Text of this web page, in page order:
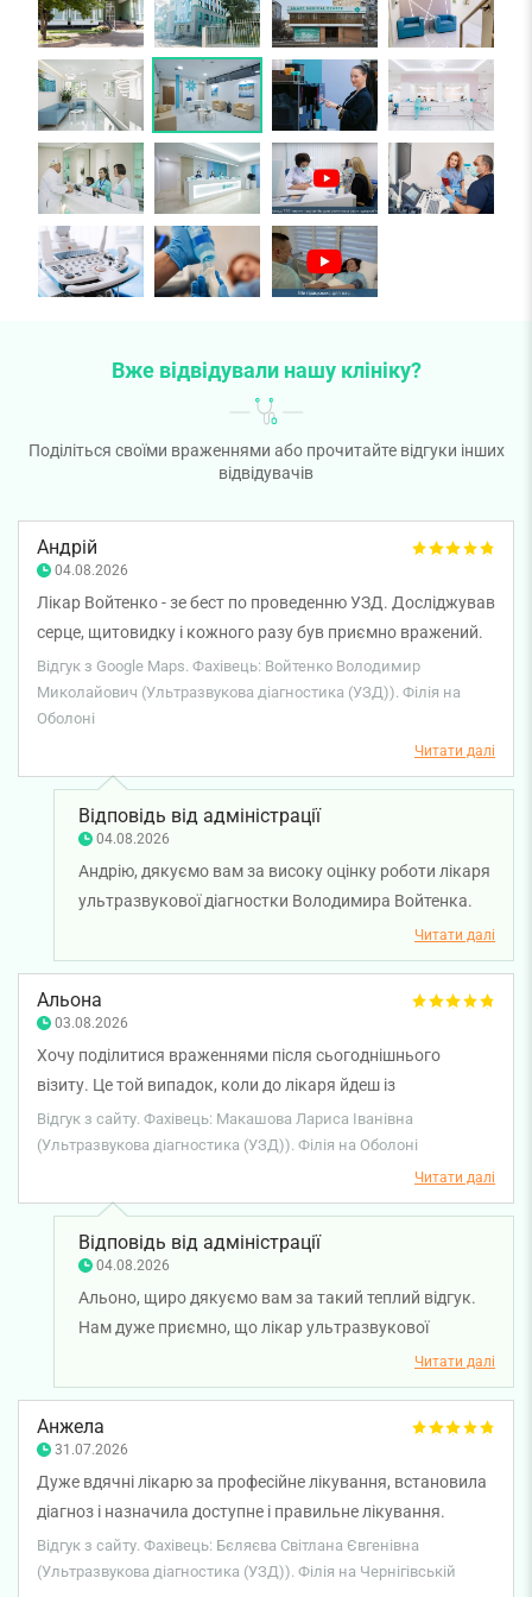
Вже відвідували нашу клініку?
Поділіться своїми враженнями або прочитайте відгуки інших
відвідувачів
Андрій
04.08.2026
Лікар Войтенко - зе бест по проведенню УЗД. Досліджував
серце, щитовидку і кожного разу був приємно вражений.
Уважний, дуже професійний пілхід. Щиро рекомендую!
Відгук з Google Maps. Фахівець: Войтенко Володимир
Миколайович (Ультразвукова діагностика (УЗД)). Філія на
Оболоні
Читати далі
Відповідь від адміністрації
04.08.2026
Андрію, дякуємо вам за високу оцінку роботи лікаря
ультразвукової діагностки Володимира Войтенка.
Нам приємно знати, що ви залишилися задоволені
проведенням ультразвукових досліджень та
відзначили уважність і професійний підхід фахівця.
Бажаємо вам міцного здоров'я!
Читати далі
Альона
03.08.2026
Хочу поділитися враженнями після сьогоднішнього
візиту. Це той випадок, коли до лікаря йдеш із
абсолютною довірою та спокоєм. Проходимо УЗ-
діагностику всією сім’єю вже кілька років поспіль у
лікарки Макашова Лариса Іванівна. Лариса Іванівна
просто неймовірна: завжди привітна, усміхнена, уважна
до найдрібніших деталей. Виходиш з кабінету — і вже
почуваєшся здоровішим! Дякуємо за такий підхід і
турботу. Клініці дуже пощастило з таким фахівцем.
Відгук з сайту. Фахівець: Макашова Лариса Іванівна
(Ультразвукова діагностика (УЗД)). Філія на Оболоні
Читати далі
Відповідь від адміністрації
04.08.2026
Альоно, щиро дякуємо вам за такий теплий відгук.
Нам дуже приємно, що лікар ультразвукової
діагностики Лариса Макашова вже багато років
допомагає вам і вашій родині, а кожен візит дарує
відчуття довіри, спокою та впевненості. Такі слова є
найкращою подякою для лікаря й великою
мотивацією для всієї нашої команди. Бажаємо вам
міцного здоров'я!
Читати далі
Анжела
31.07.2026
Дуже вдячні лікарю за професійне лікування, встановила
діагноз і назначила доступне і правильне лікування.
Рекомендую.
Відгук з сайту. Фахівець: Бєляєва Світлана Євгенівна
(Ультразвукова діагностика (УЗД)). Філія на Чернігівській